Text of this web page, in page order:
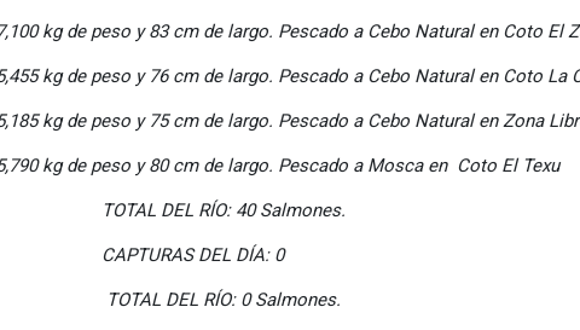
kg de peso y 83 cm de largo. Pescado a Cebo Natural en Coto El
kg de peso y 76 cm de largo. Pescado a Cebo Natural en Coto La
kg de peso y 75 cm de largo. Pescado a Cebo Natural en Zona
kg de peso y 80 cm de largo. Pescado a Mosca en Coto El Texu
RÍO: 40 Salmones.
CAPTURAS DEL DÍA: 0
RÍO: 0 Salmones.